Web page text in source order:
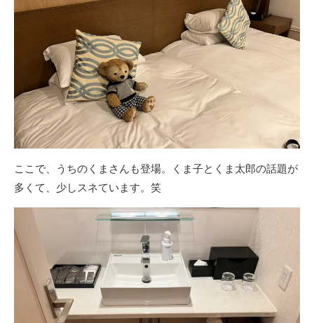
ここで、うちのくまさんも登場。くま子とくま太郎の話題が
多くて、少しスネています。笑